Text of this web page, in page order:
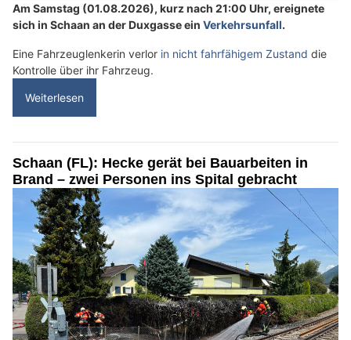
Am Samstag (01.08.2026), kurz nach 21:00 Uhr, ereignete
sich in Schaan an der Duxgasse ein Verkehrsunfall.
Eine Fahrzeuglenkerin verlor in nicht fahrfähigem Zustand die
Kontrolle über ihr Fahrzeug.
Weiterlesen
Schaan (FL): Hecke gerät bei Bauarbeiten in
Brand – zwei Personen ins Spital gebracht